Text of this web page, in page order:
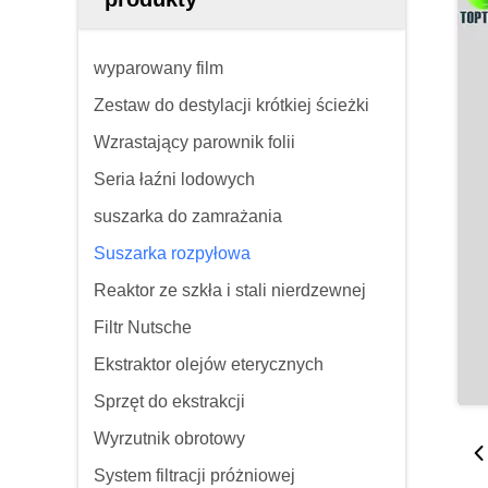
wyparowany film
Zestaw do destylacji krótkiej ścieżki
Wzrastający parownik folii
Seria łaźni lodowych
suszarka do zamrażania
Suszarka rozpyłowa
Reaktor ze szkła i stali nierdzewnej
Filtr Nutsche
Ekstraktor olejów eterycznych
Sprzęt do ekstrakcji
Wyrzutnik obrotowy
System filtracji próżniowej